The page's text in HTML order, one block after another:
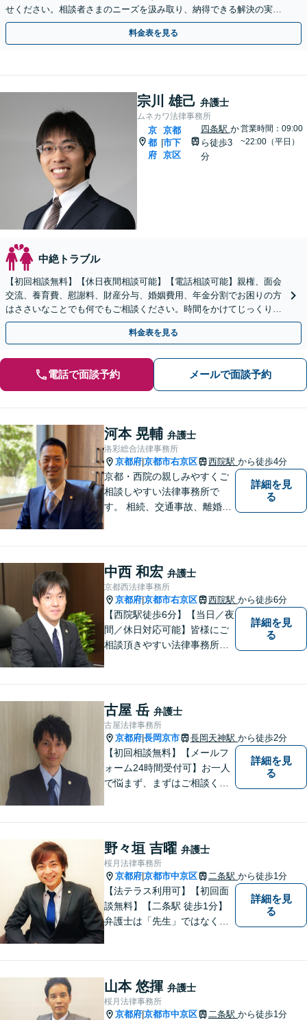
せください。相談者さまのニーズを汲み取り、納得できる解決の実現
を目指します【Web面談可】【初回相談無料】
料金表を見る
宗川 雄己 弁護士
ムネカワ法律事務所
京
都
府
|
京都
市下
京区
四条駅 か
ら徒歩3
分
営業時間：09:00
~22:00（平日）
中絶トラブル
【初回相談無料】【休日夜間相談可能】【電話相談可能】親権、面会
交流、養育費、慰謝料、財産分与、婚姻費用、年金分割でお困りの方
はささいなことでも何でもご相談ください。時間をかけてじっくりと
お話を伺い、未来に向けての再出発をサポートいたします。
料金表を見る
電話で面談予約 メールで面談予約
河本 晃輔 弁護士
洛彩総合法律事務所
京都府 京都市右京区 西院駅 から徒歩4分
京都・西院の親しみやすくご
相談しやすい法律事務所で
す。 相続、交通事故、離婚、
詳細を見
る
中西 和宏 弁護士
京都西法律事務所
京都府 京都市右京区 西院駅 から徒歩6分
【西院駅徒歩6分】【当日／夜
間／休日対応可能】皆様にご
相談頂きやすい法律事務所を
応可能。【法テラス利用可】
ご相談者様に寄り添って対
応。お悩みの方はお気軽にご
相談ください。
詳細を見
る
古屋 岳 弁護士
古屋法律事務所
京都府 長岡京市 長岡天神駅 から徒歩2分
【初回相談無料】【メールフ
ォーム24時間受付可】お一人
で悩まず、まずはご相談くだ
詳細を見
る
野々垣 吉曜 弁護士
桜月法律事務所
京都府 京都市中京区 二条駅 から徒歩1分
【法テラス利用可】【初回面
談無料】【二条駅 徒歩1分】
弁護士は「先生」ではなく、
居が高いと思っていらっしゃ
る方こそ、是非一度ご相談く
ださい。
詳細を見
る
山本 悠揮 弁護士
桜月法律事務所
京都府 京都市中京区 二条駅 から徒歩1分